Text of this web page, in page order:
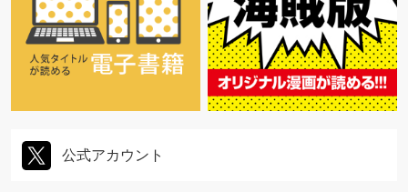
公式アカウント